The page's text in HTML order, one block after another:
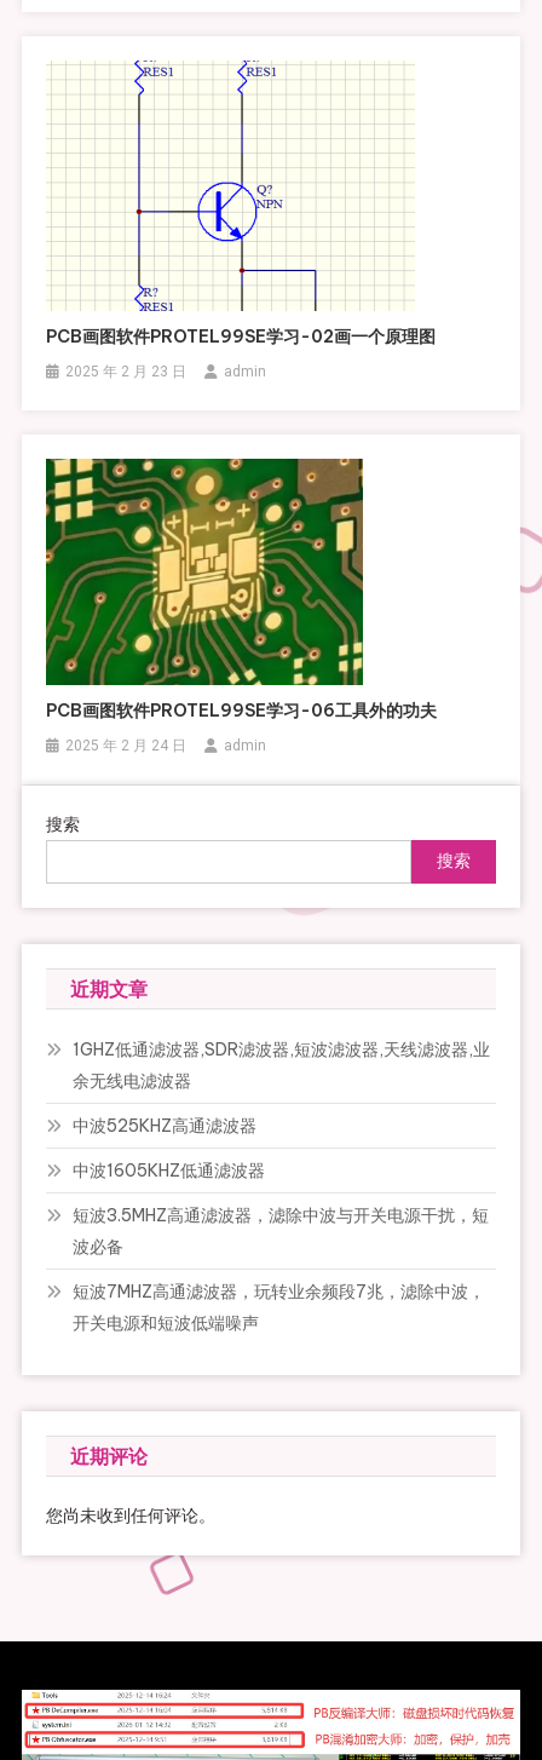
PCB画图软件PROTEL99SE学习-02画一个原理图
2025 年 2 月 23 日 admin
PCB画图软件PROTEL99SE学习-06工具外的功夫
2025 年 2 月 24 日 admin
搜索
搜索
近期文章
1GHZ低通滤波器,SDR滤波器,短波滤波器,天线滤波器,业
余无线电滤波器
中波525KHZ高通滤波器
中波1605KHZ低通滤波器
短波3.5MHZ高通滤波器，滤除中波与开关电源干扰，短
波必备
短波7MHZ高通滤波器，玩转业余频段7兆，滤除中波，
开关电源和短波低端噪声
近期评论
您尚未收到任何评论。